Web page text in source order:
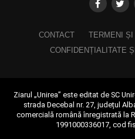
CONTACT
TERMENI
CONFIDENȚIALITATE
Ziarul „Unirea” este editat de SC
strada Decebal nr. 27, județul
comercială română înregistrată la
1991000336017, cod